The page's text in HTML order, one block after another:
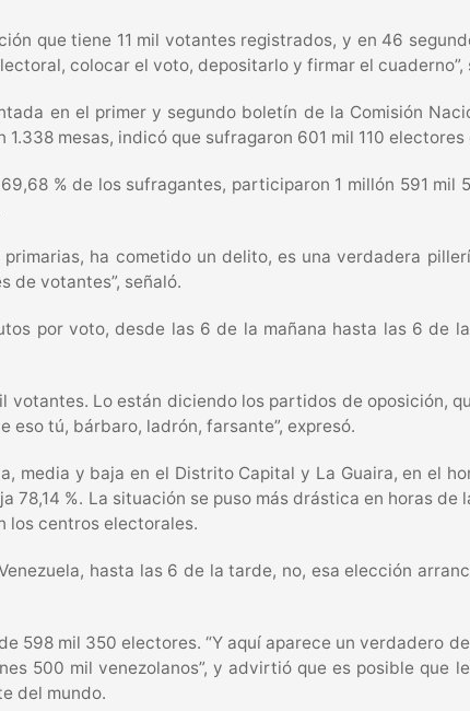
que tiene 11 mil votantes registrados, y en 46
colocar el voto, depositarlo y firmar el cuaderno”,
en el primer y segundo boletín de la Comisión
mesas, indicó que sufragaron 601 mil 110
% de los sufragantes, participaron 1 millón 591
ha cometido un delito, es una verdadera
de votantes”, señaló.
por voto, desde las 6 de la mañana hasta las 6 de
votantes. Lo están diciendo los partidos de oposición,
eso tú, bárbaro, ladrón, farsante”, expresó.
media y baja en el Distrito Capital y La Guaira, en el
78,14 %. La situación se puso más drástica en horas
los centros electorales.
hasta las 6 de la tarde, no, esa elección
598 mil 350 electores. “Y aquí aparece un verdadero
500 mil venezolanos”, y advirtió que es posible que
del mundo.